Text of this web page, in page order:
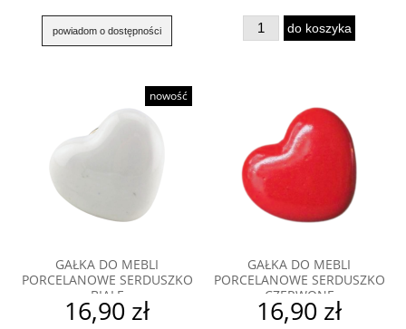
powiadom o dostępności do koszyka
GAŁKA DO MEBLI
PORCELANOWE SERDUSZKO
BIAŁE
16,90 zł
nowość
GAŁKA DO MEBLI
PORCELANOWE SERDUSZKO
CZERWONE
16,90 zł